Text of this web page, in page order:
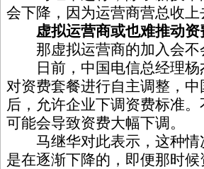
会下降，因为运营商营总收
虚拟运营商或也难推动资
那虚拟运营商的加入会不
日前，中国电信总经理杨
对资费套餐进行自主调整，
后，允许企业下调资费标准
可能会导致资费大幅下调。
马继华对此表示，这种情
是在逐渐下降的，即便那时